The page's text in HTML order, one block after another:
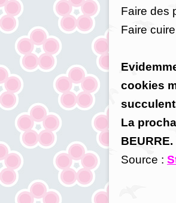
Faire des
Faire
cookies
La
BEURRE.
Source :